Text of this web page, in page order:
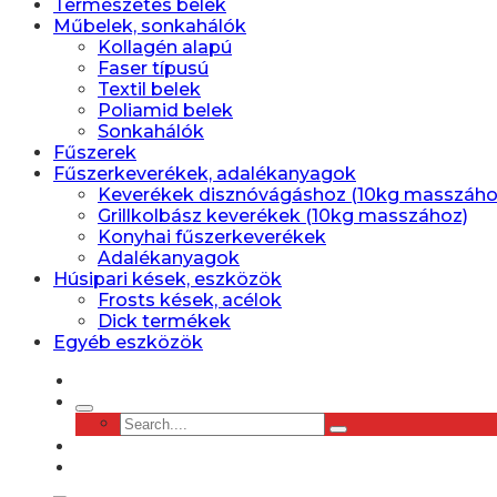
Természetes belek
Műbelek, sonkahálók
Kollagén alapú
Faser típusú
Textil belek
Poliamid belek
Sonkahálók
Fűszerek
Fűszerkeverékek, adalékanyagok
Keverékek disznóvágáshoz (10kg
Grillkolbász keverékek (10kg masszához)
Konyhai fűszerkeverékek
Adalékanyagok
Húsipari kések, eszközök
Frosts kések, acélok
Dick termékek
Egyéb eszközök